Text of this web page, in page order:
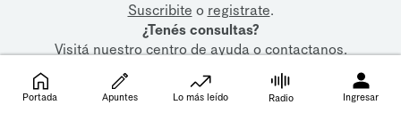
Suscribite o registrate.
¿Tenés consultas?
Visitá nuestrocentro de ayudaocontactanos.
Portada Apuntes Lo más leído Radio Ingresar